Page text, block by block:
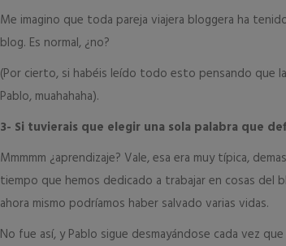
Me imagino que toda pareja viajera bloggera ha
blog. Es normal, ¿no?
(Por cierto, si habéis leído todo esto pensando que
Pablo, muahahaha).
3- Si tuvierais que elegir una sola palabra que
Mmmmm ¿aprendizaje? Vale, esa era muy típica,
tiempo que hemos dedicado a trabajar en cosas del
ahora mismo podríamos haber salvado varias vidas.
No fue así, y Pablo sigue desmayándose cada vez